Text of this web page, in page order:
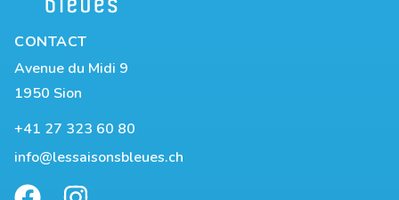
CONTACT
Avenue du Midi 9
1950 Sion
+41 27 323 60 80
info@lessaisonsbleues.ch